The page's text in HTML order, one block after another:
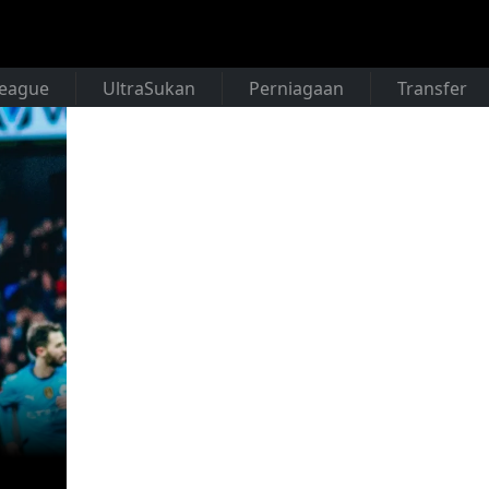
UltraSukan Perniagaan Transfer